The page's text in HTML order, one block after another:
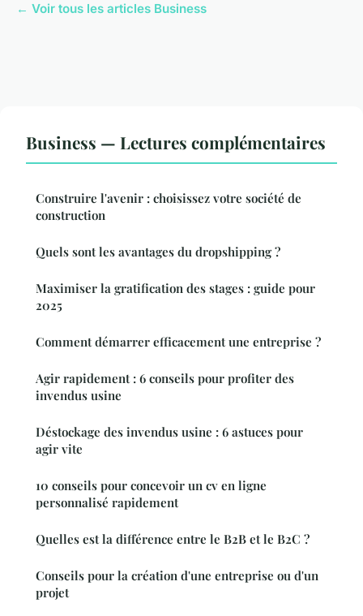
← Voir tous les articles Business
Business — Lectures complémentaires
Construire l'avenir : choisissez votre société de
construction
Quels sont les avantages du dropshipping ?
Maximiser la gratification des stages : guide pour
2025
Comment démarrer efficacement une entreprise ?
Agir rapidement : 6 conseils pour profiter des
invendus usine
Déstockage des invendus usine : 6 astuces pour
agir vite
10 conseils pour concevoir un cv en ligne
personnalisé rapidement
Quelles est la différence entre le B2B et le B2C ?
Conseils pour la création d'une entreprise ou d'un
projet